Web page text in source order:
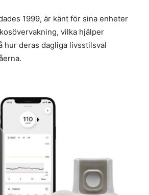
1999, är känt för sina enheter
vilka hjälper
hur deras dagliga livsstilsval